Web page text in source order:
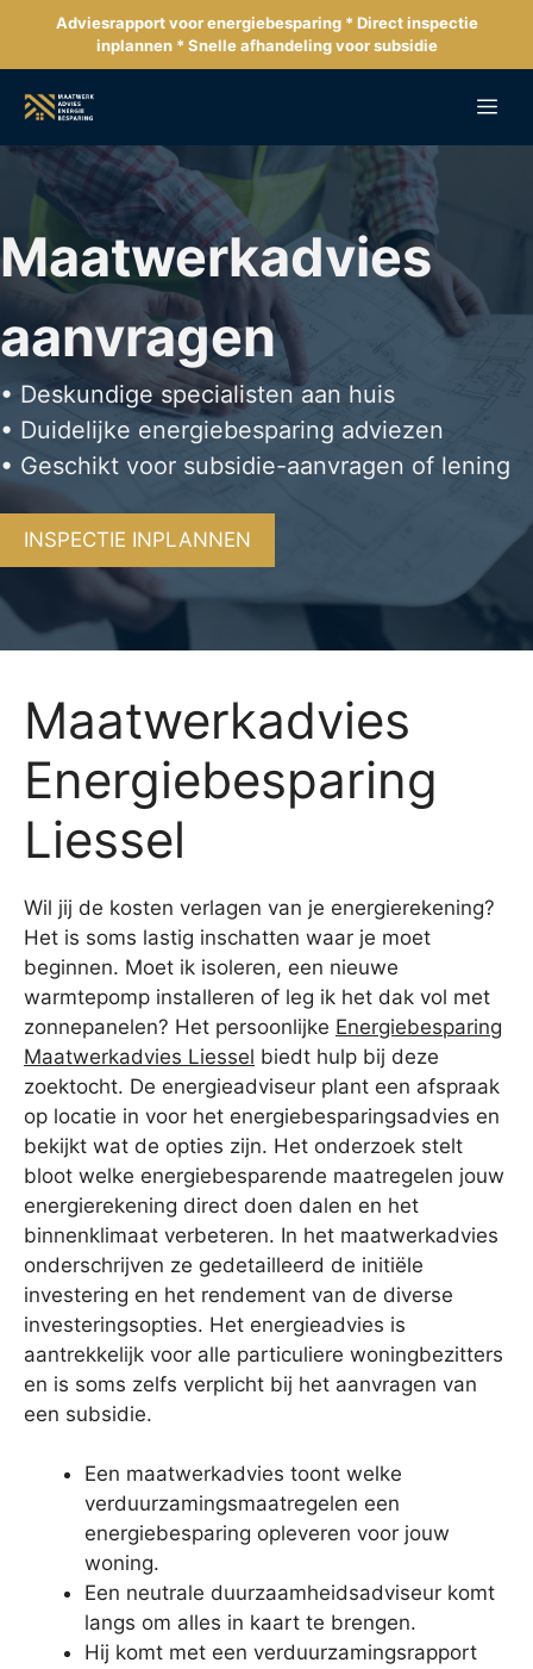
de
inhoud
Adviesrapport voor energiebesparing * Direct inspectie
inplannen * Snelle afhandeling voor subsidie
Maatwerkadvies
aanvragen
• Deskundige specialisten aan huis
• Duidelijke energiebesparing adviezen
• Geschikt voor subsidie-aanvragen of lening
INSPECTIE INPLANNEN
Maatwerkadvies
Energiebesparing
Liessel
Wil jij de kosten verlagen van je energierekening?
Het is soms lastig inschatten waar je moet
beginnen. Moet ik isoleren, een nieuwe
warmtepomp installeren of leg ik het dak vol met
zonnepanelen? Het persoonlijke Energiebesparing
Maatwerkadvies Liessel biedt hulp bij deze
zoektocht. De energieadviseur plant een afspraak
op locatie in voor het energiebesparingsadvies en
bekijkt wat de opties zijn. Het onderzoek stelt
bloot welke energiebesparende maatregelen jouw
energierekening direct doen dalen en het
binnenklimaat verbeteren. In het maatwerkadvies
onderschrijven ze gedetailleerd de initiële
investering en het rendement van de diverse
investeringsopties. Het energieadvies is
aantrekkelijk voor alle particuliere woningbezitters
en is soms zelfs verplicht bij het aanvragen van
een subsidie.
Een maatwerkadvies toont welke
verduurzamingsmaatregelen een
energiebesparing opleveren voor jouw
woning.
Een neutrale duurzaamheidsadviseur komt
langs om alles in kaart te brengen.
Hij komt met een verduurzamingsrapport